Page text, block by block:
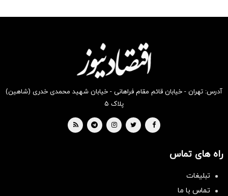
بخر !
بخر !
آدرس: تهران - خیابان قائم مقام فراهانی - خیابان شهید محمدی خدری (شاهین)
پلاک ۵
راه های تماس
تبلیغات
تماس با ما